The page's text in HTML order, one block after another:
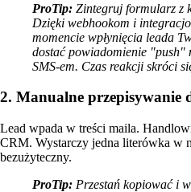
ProTip: Zintegruj formularz z
Dzięki webhookom i
momencie wpłynięcia leada
dostać powiadomienie "push"
SMS-em. Czas reakcji skróci
2. Manualne przepisywanie
Lead wpada w treści maila.
CRM. Wystarczy jedna literówka w
bezużyteczny.
ProTip: Przestań kopiować i